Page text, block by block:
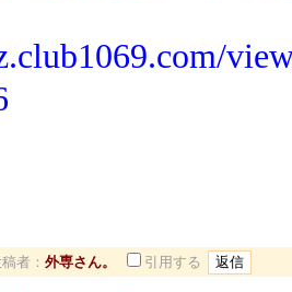
者： 外専さん。 引用する